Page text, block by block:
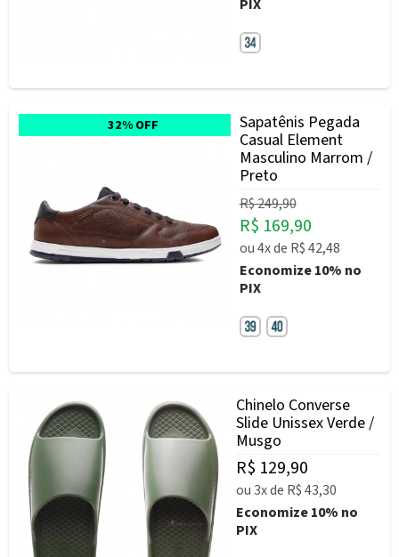
PIX
32% OFF
Sapatênis Pegada
Casual Element
Masculino Marrom /
Preto
R$ 249,90
R$ 169,90
ou4xde R$ 42,48
Economize10% no
PIX
Chinelo Converse
Slide Unissex Verde /
Musgo
R$ 129,90
ou3xde R$ 43,30
Economize10% no
PIX